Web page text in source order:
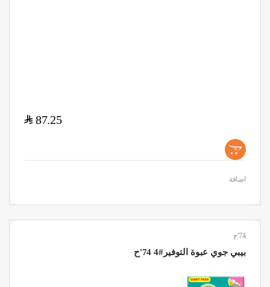
87.25
$
+
اضافة
74'ح
بيبي جوي عبوة التوفير#4 74'ح